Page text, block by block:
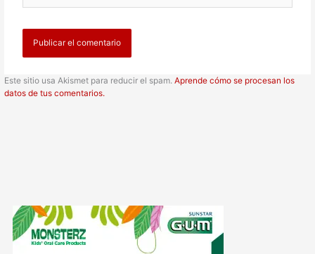
Este sitio usa Akismet para reducir el spam.Aprende cómo se procesan los
datos de tus comentarios.